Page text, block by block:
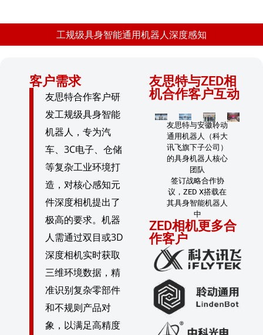
工规级具身智能通用机器人深度感知
客户需求
友思特合作客户研
发工规级具身智能
机器人，专为汽
车、3C电子、仓储
等复杂工业环境打
造，对核心感知元
件深度相机提出了
极高的要求。机器
人需通过双目或3D
深度相机实时获取
三维环境数据，精
准识别复杂零部件
和不规则产品对
象，以满足高精度
友思特与ZED相
机合作客户互动
友思特与安徽聆动
通用机器人（科大
讯飞旗下子公司）
的具身机器人核心
团队
签订战略合作协
议，ZED X搭载在
其具身智能机器人
中
ZED相机更多合
作客户